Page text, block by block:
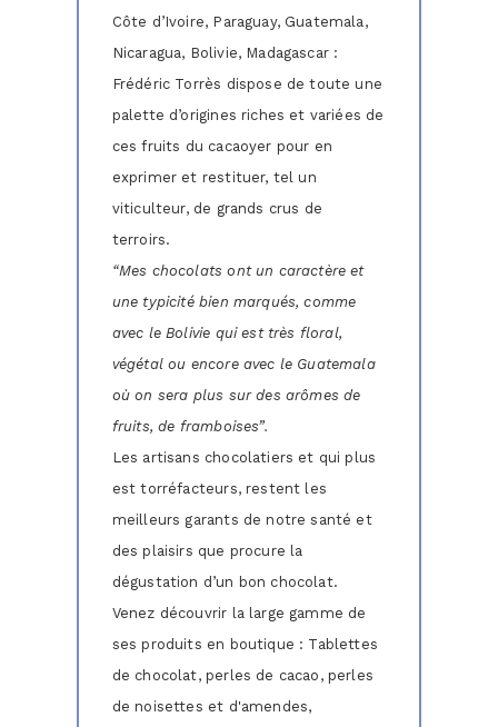
Côte d’Ivoire, Paraguay, Guatemala,
Nicaragua, Bolivie, Madagascar :
Frédéric Torrès dispose de toute une
palette d’origines riches et variées de
ces fruits du cacaoyer pour en
exprimer et restituer, tel un
viticulteur, de grands crus de
terroirs.
“Mes chocolats ont un caractère et
une typicité bien marqués, comme
avec le Bolivie qui est très floral,
végétal ou encore avec le Guatemala
où on sera plus sur des arômes de
fruits, de framboises”.
Les artisans chocolatiers et qui plus
est torréfacteurs, restent les
meilleurs garants de notre santé et
des plaisirs que procure la
dégustation d’un bon chocolat.
Venez découvrir la large gamme de
ses produits en boutique : Tablettes
de chocolat, perles de cacao, perles
de noisettes et d'amendes,